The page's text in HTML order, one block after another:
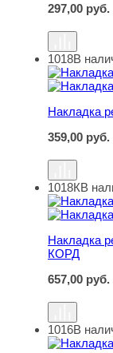
297,00 руб.
Накладка
1018В
Накладка
359,00 руб.
Накладка
1018КВ
Накладка
КОРД
657,00 руб.
Накладка
1016В